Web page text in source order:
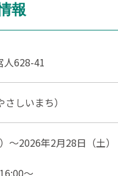
報
人628-41
さしいまち）
〜2026年2月28日（土）
～